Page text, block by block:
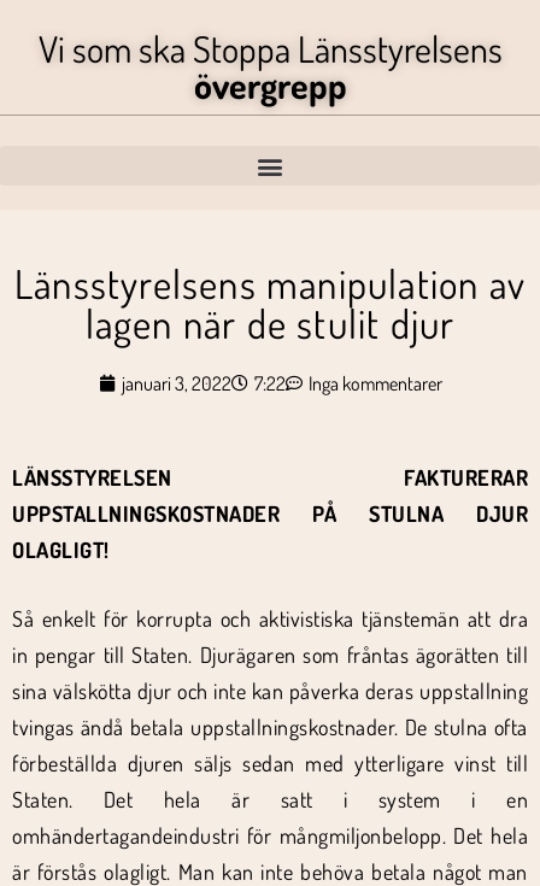
Vi som ska Stoppa Länsstyrelsens
övergrepp
Länsstyrelsens manipulation av
lagen när de stulit djur
januari 3, 2022 7:22 Inga kommentarer
LÄNSSTYRELSEN FAKTURERAR
UPPSTALLNINGSKOSTNADER PÅ STULNA DJUR
OLAGLIGT!
Så enkelt för korrupta och aktivistiska tjänstemän att dra
in pengar till Staten. Djurägaren som fråntas ägorätten till
sina välskötta djur och inte kan påverka deras uppstallning
tvingas ändå betala uppstallningskostnader. De stulna ofta
förbeställda djuren säljs sedan med ytterligare vinst till
Staten. Det hela är satt i system i en
omhändertagandeindustri för mångmiljonbelopp. Det hela
är förstås olagligt. Man kan inte behöva betala något man